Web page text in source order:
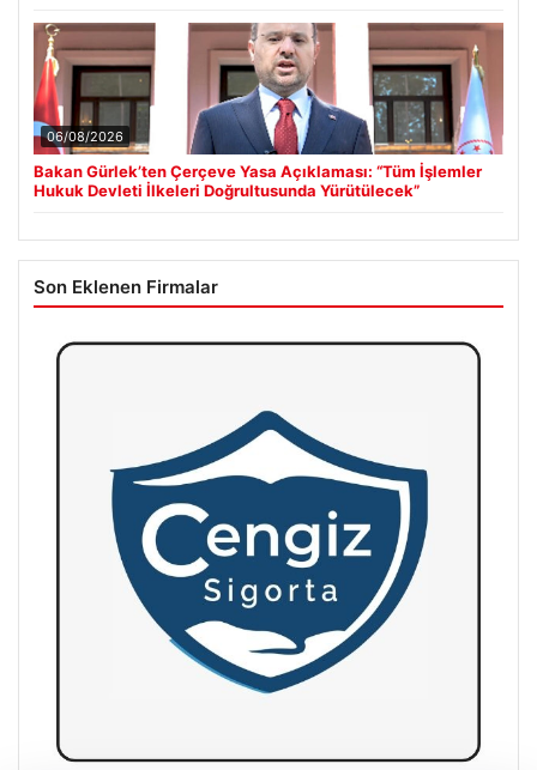
06/08/2026
Bakan Gürlek’ten Çerçeve Yasa Açıklaması: “Tüm İşlemler
Hukuk Devleti İlkeleri Doğrultusunda Yürütülecek”
Son Eklenen Firmalar